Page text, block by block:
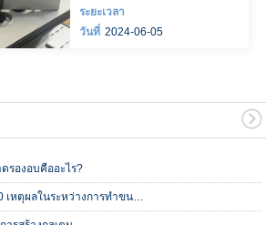
ระยะเวลา
วันที่ 2024-06-05
รองอบคืออะไร?
ปัญหาที่พบบ่อยที่สุดและ 10 เหตุผลในระหว่างการทำขนมปัง